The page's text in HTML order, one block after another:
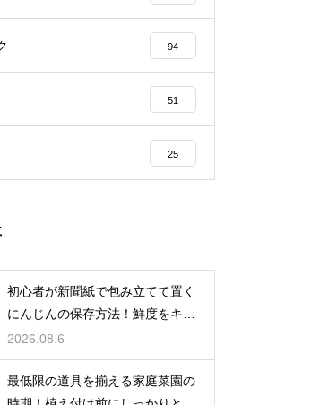
94
51
25
初心者が新聞紙で包み立てて置く
にんじんの保存方法！鮮度をキー
プする
2026.08.6
最低限の道具を揃える家庭菜園の